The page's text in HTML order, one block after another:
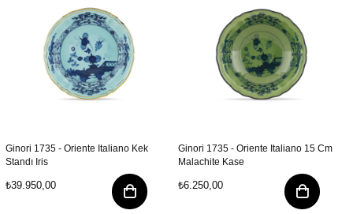
Ginori 1735 - Oriente Italiano Kek
Standı Iris
₺39.950,00
Ginori 1735 - Oriente Italiano 15 Cm
Malachite Kase
₺6.250,00